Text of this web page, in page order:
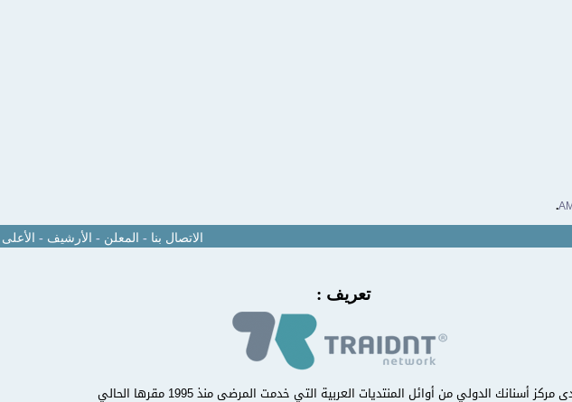
.
الاتصال بنا - المعلن - الأرشيف - الأعلى
تعريف :
منتدى مركز أسنانك الدولي من أوائل المنتديات العربية التي خدمت المرضى منذ 1995 مقرها الحالي